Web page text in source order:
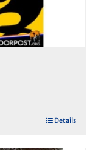
Details